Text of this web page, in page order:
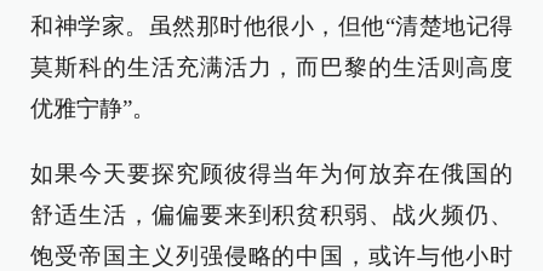
和神学家。虽然那时他很小，但他“清楚地记得
莫斯科的生活充满活力，而巴黎的生活则高度
优雅宁静”。
如果今天要探究顾彼得当年为何放弃在俄国的
舒适生活，偏偏要来到积贫积弱、战火频仍、
饱受帝国主义列强侵略的中国，或许与他小时